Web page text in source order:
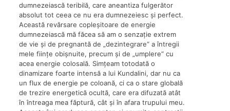
dumnezeiască teribilă, care aneantiza fulgerător
absolut tot ceea ce nu era dumnezeiesc și perfect.
Această revărsare copleșitoare de energie
dumnezeiască mă făcea să am o senzație extrem
de vie și de pregnantă de „dezintegrare“ a întregii
mele ființe obișnuite, precum și de „umplere“ cu
acea energie colosală. Simțeam totodată o
dinamizare foarte intensă a lui Kundalini, dar nu ca
un flux de energie pe coloană, ci ca o stare globală
de trezire energetică ocultă, care era difuzată atât
în întreaga mea făptură, cât și în afara trupului meu.